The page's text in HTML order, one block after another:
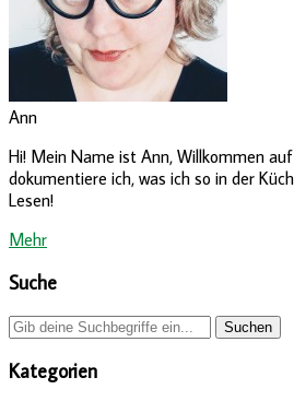
Ann
Hi! Mein Name ist Ann, Willkommen
dokumentiere ich, was ich so in der
Lesen!
Mehr
Suche
Kategorien